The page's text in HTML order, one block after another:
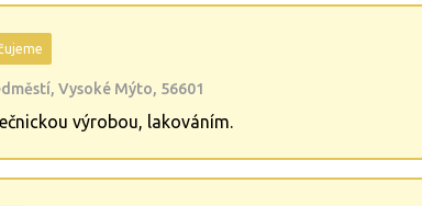
Vysoké Mýto, 56601
výrobou, lakováním.